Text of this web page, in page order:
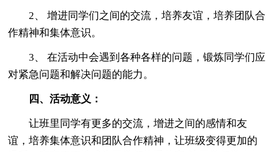
2、 增进同学们之间的交流，培养友谊，培养团队合
作精神和集体意识。
3、 在活动中会遇到各种各样的问题，锻炼同学们应
对紧急问题和解决问题的能力。
四、活动意义：
让班里同学有更多的交流，增进之间的感情和友
谊，培养集体意识和团队合作精神，让班级变得更加的